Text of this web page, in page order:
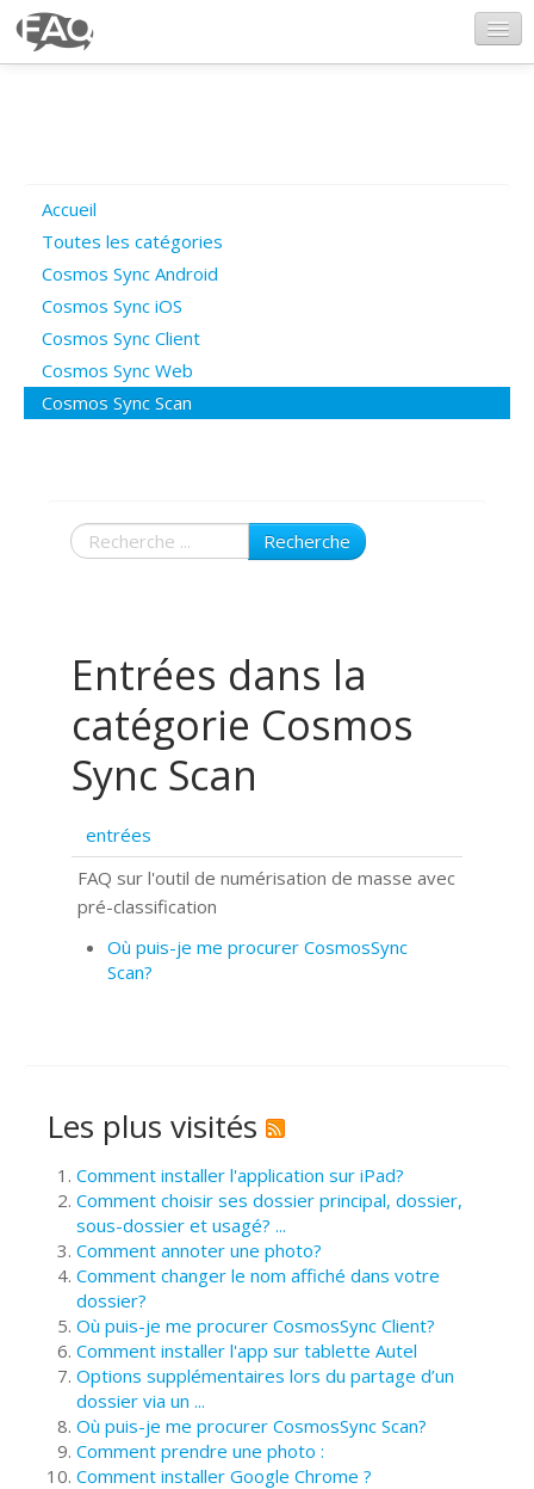
Poser une question
Questions ouvertes
Connexion
Accueil
Toutes les catégories
Cosmos Sync Android
Cosmos Sync iOS
Cosmos Sync Client
Cosmos Sync Web
Cosmos Sync Scan
Recherche
Entrées dans la
catégorie Cosmos
Sync Scan
entrées
FAQ sur l'outil de numérisation de masse avec
pré-classification
Où puis-je me procurer CosmosSync
Scan?
Les plus visités
Comment installer l'application sur iPad?
Comment choisir ses dossier principal, dossier,
sous-dossier et usagé? ...
Comment annoter une photo?
Comment changer le nom affiché dans votre
dossier?
Où puis-je me procurer CosmosSync Client?
Comment installer l'app sur tablette Autel
Options supplémentaires lors du partage d’un
dossier via un ...
Où puis-je me procurer CosmosSync Scan?
Comment prendre une photo :
Comment installer Google Chrome ?